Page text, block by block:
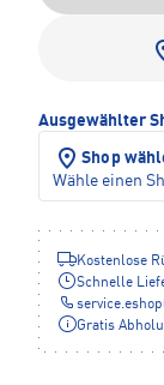
Ausgewählter
Shop
Wähle einen
Kostenlose
Schnelle
service.eshop
Gratis